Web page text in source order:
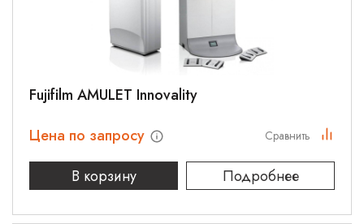
Fujifilm AMULET Innovality
Цена по запросу
В корзину
Подробнее
Сравнить